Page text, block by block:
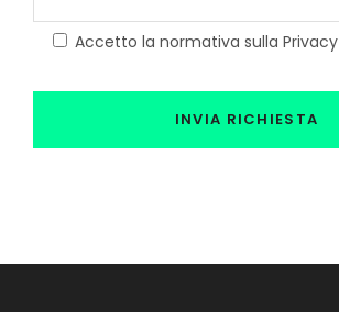
Accetto la normativa sulla Privacy